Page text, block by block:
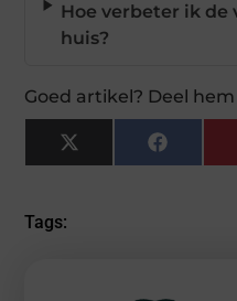
Hoe verbeter ik
huis?
Goed artikel? Deel
X
(Twitter)
Tags: